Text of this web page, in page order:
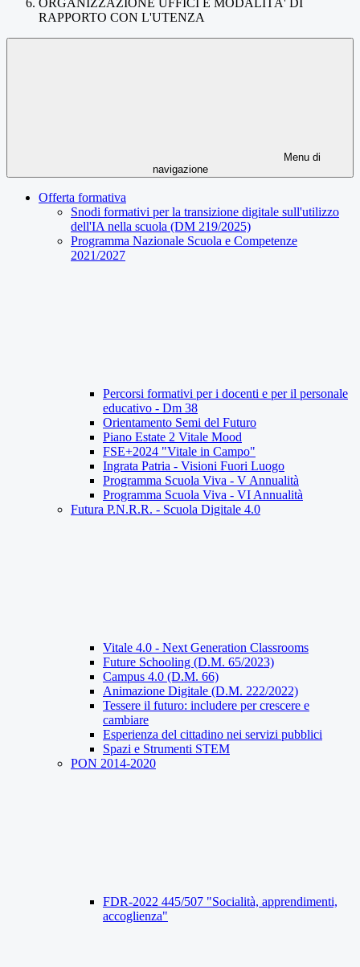
ORGANIZZAZIONE UFFICI E MODALITÀ' DI
RAPPORTO CON L'UTENZA
Menu di
navigazione
Offerta formativa
Snodi formativi per la transizione digitale sull'utilizzo
dell'IA nella scuola (DM 219/2025)
Programma Nazionale Scuola e Competenze
2021/2027
Percorsi formativi per i docenti e per il personale
educativo - Dm 38
Orientamento Semi del Futuro
Piano Estate 2 Vitale Mood
FSE+2024 "Vitale in Campo"
Ingrata Patria - Visioni Fuori Luogo
Programma Scuola Viva - V Annualità
Programma Scuola Viva - VI Annualità
Futura P.N.R.R. - Scuola Digitale 4.0
Vitale 4.0 - Next Generation Classrooms
Future Schooling (D.M. 65/2023)
Campus 4.0 (D.M. 66)
Animazione Digitale (D.M. 222/2022)
Tessere il futuro: includere per crescere e
cambiare
Esperienza del cittadino nei servizi pubblici
Spazi e Strumenti STEM
PON 2014-2020
FDR-2022 445/507 "Socialità, apprendimenti,
accoglienza"